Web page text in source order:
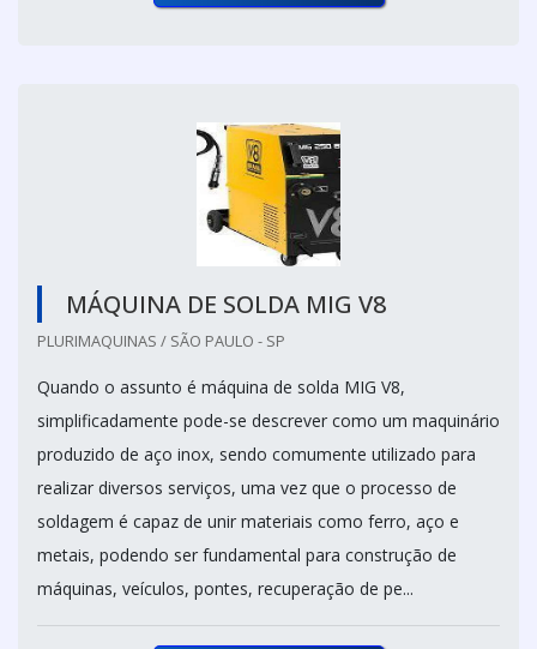
MÁQUINA DE SOLDA MIG V8
PLURIMAQUINAS / SÃO PAULO - SP
Quando o assunto é máquina de solda MIG V8,
simplificadamente pode-se descrever como um maquinário
produzido de aço inox, sendo comumente utilizado para
realizar diversos serviços, uma vez que o processo de
soldagem é capaz de unir materiais como ferro, aço e
metais, podendo ser fundamental para construção de
máquinas, veículos, pontes, recuperação de pe...